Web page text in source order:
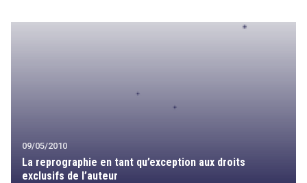
09/05/2010
La reprographie en tant qu’exception aux droits
exclusifs de l’auteur